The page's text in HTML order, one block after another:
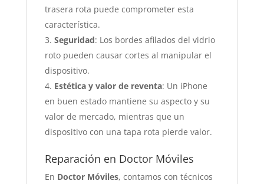
trasera rota puede comprometer esta
característica.
Seguridad: Los bordes afilados del vidrio
roto pueden causar cortes al manipular el
dispositivo.
Estética y valor de reventa: Un iPhone
en buen estado mantiene su aspecto y su
valor de mercado, mientras que un
dispositivo con una tapa rota pierde valor.
Reparación en Doctor Móviles
En Doctor Móviles, contamos con técnicos